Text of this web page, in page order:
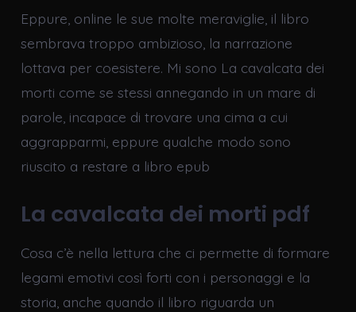
Eppure, online le sue molte meraviglie, il libro
sembrava troppo ambizioso, la narrazione
lottava per coesistere. Mi sono La cavalcata dei
morti come se stessi annegando in un mare di
parole, incapace di trovare una cima a cui
aggrapparmi, eppure qualche modo sono
riuscito a restare a libro epub
La cavalcata dei morti pdf
Cosa c’è nella lettura che ci permette di formare
legami emotivi così forti con i personaggi e la
storia, anche quando il libro riguarda un